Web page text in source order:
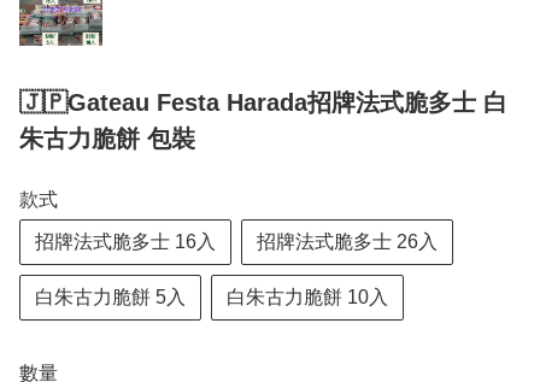
🇯🇵Gateau Festa Harada招牌法式脆多士 白
朱古力脆餅 包裝
款式
招牌法式脆多士 16入 招牌法式脆多士 26入
白朱古力脆餅 5入 白朱古力脆餅 10入
數量